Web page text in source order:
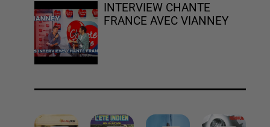
INTERVIEW CHANTE
FRANCE AVEC VIANNEY